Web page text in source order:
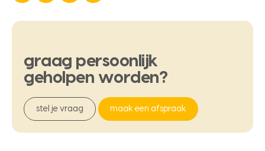
graag persoonlijk
geholpen worden?
stel je vraag maak een afspraak